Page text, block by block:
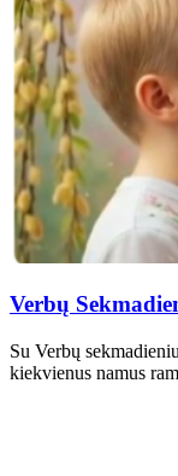
Verbų
Su Verbų
kiekvienus namus